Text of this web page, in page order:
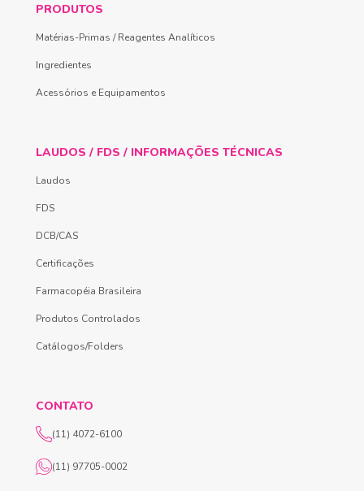
PRODUTOS
Matérias-Primas / Reagentes Analíticos
Ingredientes
Acessórios e Equipamentos
LAUDOS / FDS / INFORMAÇÕES TÉCNICAS
Laudos
FDS
DCB/CAS
Certificações
Farmacopéia Brasileira
Produtos Controlados
Catálogos/Folders
CONTATO
(11) 4072-6100
(11) 97705-0002